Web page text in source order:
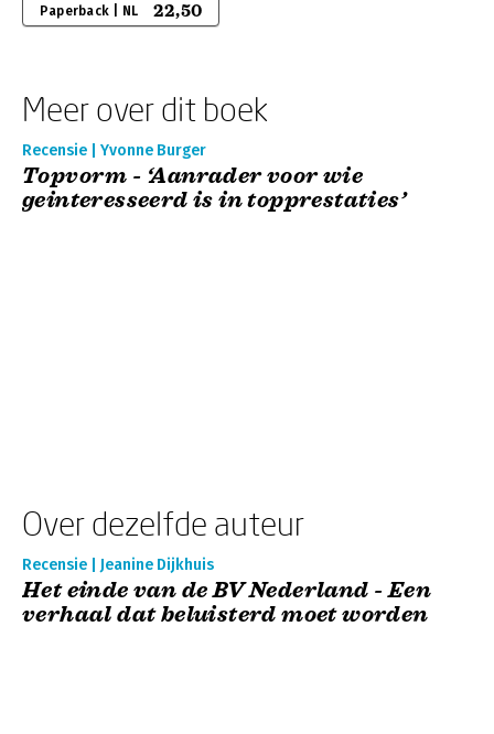
Paperback | NL 22,50
Meer over dit boek
Recensie | Yvonne Burger
Topvorm - ‘Aanrader voor wie
geinteresseerd is in topprestaties’
Over dezelfde auteur
Recensie | Jeanine Dijkhuis
Het einde van de BV Nederland - Een
verhaal dat beluisterd moet worden